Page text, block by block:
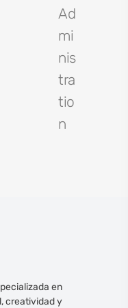
Ad
mi
nis
tra
tio
n
en
creatividad y